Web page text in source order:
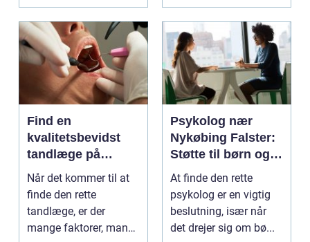
Find en
kvalitetsbevidst
tandlæge på
Vesterbro
Når det kommer til at
finde den rette
tandlæge, er der
mange faktorer, man
Psykolog nær
Nykøbing Falster:
Støtte til børn og
unge
At finde den rette
psykolog er en vigtig
beslutning, især når
det drejer sig om bø...